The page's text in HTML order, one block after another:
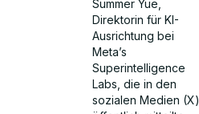
Summer Yue,
Direktorin für KI-
Ausrichtung bei
Meta’s
Superintelligence
Labs, die in den
sozialen Medien (X)